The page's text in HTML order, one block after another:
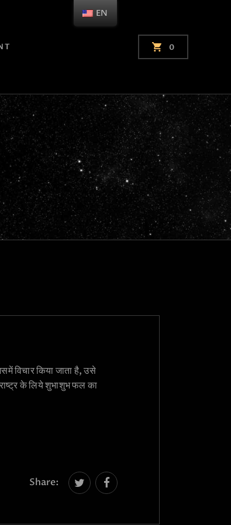
0
विचार किया जाता है, उसे
के लिये शुभाशुभ फल का
Share:
EN